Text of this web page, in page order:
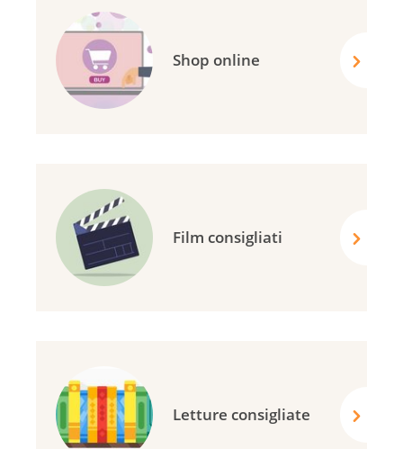
Shop online
Film consigliati
Letture consigliate